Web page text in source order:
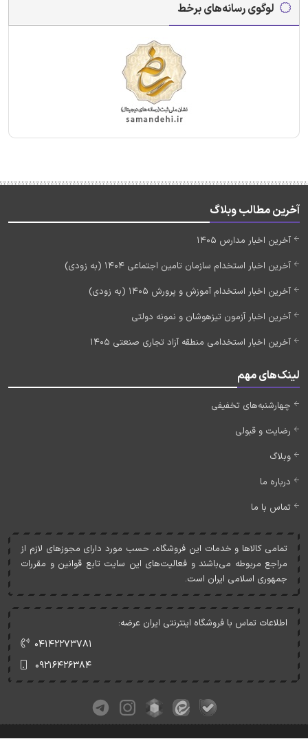
لوگوی رسانه‌های برخط
آخرین مطالب وبلاگ
آخرین اخبار مدارس 1405
آخرین اخبار استخدام سازمان تامین اجتماعی 1404 (به زودی)
آخرین اخبار استخدام آموزش و پرورش 1405 (به زودی)
آخرین اخبار آزمون تیزهوشان و نمونه دولتی
آخرین اخبار استخدامی منطقه آزاد تجاری صنعتی 1405
لینک‌های مهم
چهارشنبه‌های تخفیفی
رضایت و قبولی
وبلاگ
درباره ما
تماس با ما
تمامی کالاها و خدمات اين فروشگاه، حسب مورد دارای مجوزهای لازم از
مراجع مربوطه می‌باشند و فعاليت‌های اين سايت تابع قوانين و مقررات
جمهوری اسلامی ايران است.
اطلاعات تماس با فروشگاه اینترنتی ایران عرضه:
۰۴۱۴۲۲۷۳۷۸۱
۰۹۲۱۶۴۲۶۳۸۴